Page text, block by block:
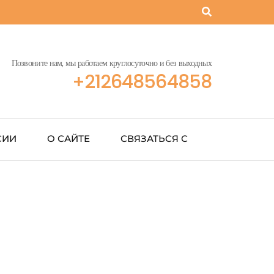
Позвоните нам, мы работаем круглосуточно и без выходных
+212648564858
О САЙТЕ СВЯЗАТЬСЯ С